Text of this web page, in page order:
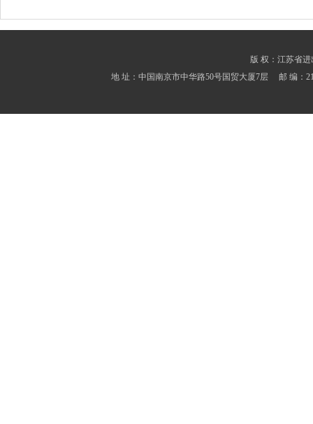
版 权：江苏省
地 址：中国南京市中华路50号国贸大厦7层 邮 编：